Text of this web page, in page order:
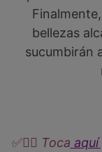
bellezas
sucumbirán
✅👉🏼​​ Toca aquí